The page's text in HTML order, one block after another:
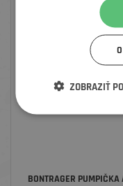
BONTRAGER PUMPIČKA
ZOBRAZIŤ